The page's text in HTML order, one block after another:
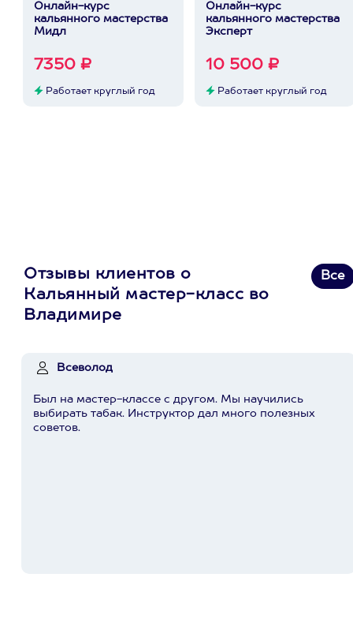
Онлайн-курс
кальянного мастерства
Мидл
7350 ₽
Работает круглый год
Онлайн-курс
кальянного мастерства
Эксперт
10 500 ₽
Работает круглый год
Отзывы клиентов о
Кальянный мастер-класс во
Владимире
Все
Всеволод
Был на мастер-классе с другом. Мы научились
выбирать табак. Инструктор дал много полезных
советов.